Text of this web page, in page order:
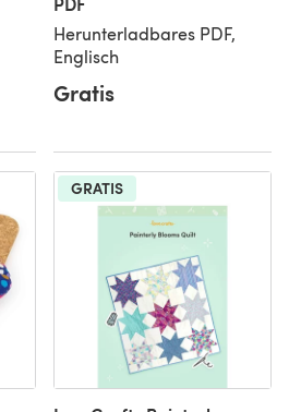
Herunterladbares PDF,
Englisch
Gratis
GRATIS